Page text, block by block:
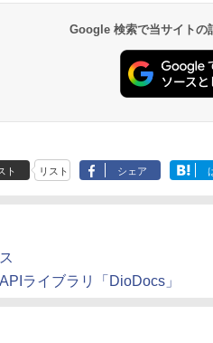
Google 検索で当サイトの
ト リスト シェア
ライブラリ「DioDocs」